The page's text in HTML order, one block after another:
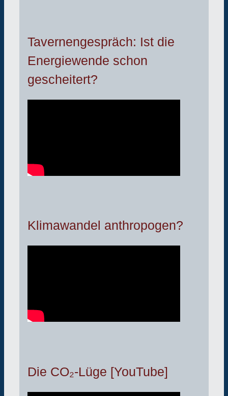
Tavernengespräch: Ist die
Energiewende schon
gescheitert?
Klimawandel anthropogen?
Die CO₂-Lüge [YouTube]